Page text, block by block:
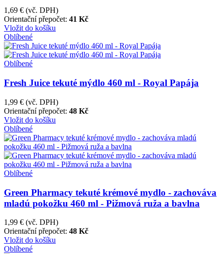
1,69 € (vč. DPH)
Orientační přepočet: 41 Kč
Vložit do košíku
Oblíbené
Oblíbené
Fresh Juice tekuté mýdlo 460 ml - Royal Papája
1,99 € (vč. DPH)
Orientační přepočet: 48 Kč
Vložit do košíku
Oblíbené
Oblíbené
Green Pharmacy tekuté krémové mydlo - zachováva
mladú pokožku 460 ml - Pižmová ruža a bavlna
1,99 € (vč. DPH)
Orientační přepočet: 48 Kč
Vložit do košíku
Oblíbené